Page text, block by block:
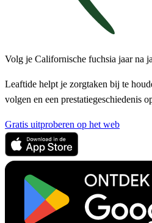
Volg je Californische fuchsia jaar na
Leaftide helpt je zorgtaken bij te
volgen en een prestatiegeschiedenis
Gratis uitproberen op het web